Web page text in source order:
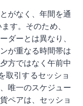
がなく、年間を通
す。そのため、
ダーとは異なり、
が重なる時間帯は
方ではなく午前中
取引するセッショ
唯一のスケジュー
ペアは、セッショ